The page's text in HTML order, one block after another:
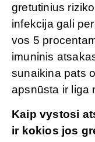
gretutinius
infekcija gali
vos 5
imuninis
sunaikina pats
apsnūsta ir liga
Kaip vystosi
ir kokios jos